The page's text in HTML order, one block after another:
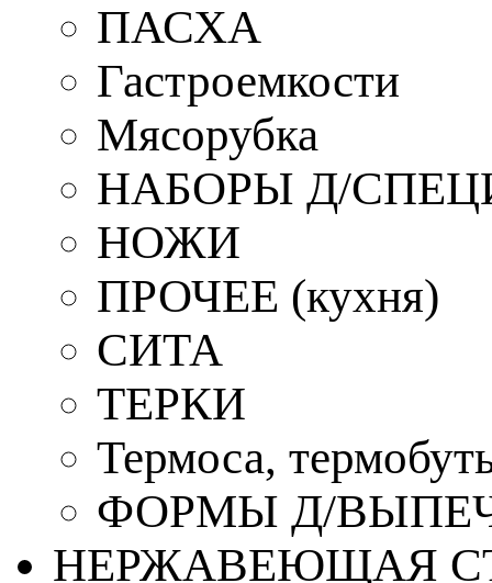
ПАСХА
Гастроемкости
Мясорубка
НАБОРЫ Д/
НОЖИ
ПРОЧЕЕ (кухня)
СИТА
ТЕРКИ
Термоса,
ФОРМЫ Д/
НЕРЖАВЕЮЩАЯ